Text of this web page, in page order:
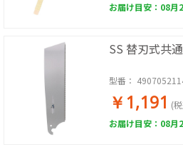
お届け目安：08月
SS 替刃式共
型番：
￥1,191 (
お届け目安：08月